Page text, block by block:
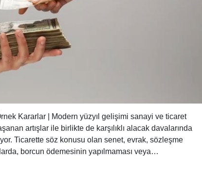
Kararlar | Modern yüzyıl gelişimi sanayi ve ticaret
artışlar ile birlikte de karşılıklı alacak davalarında
Ticarette söz konusu olan senet, evrak, sözleşme
borcun ödemesinin yapılmaması veya…